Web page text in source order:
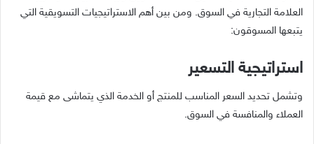
العلامة التجارية في السوق. ومن بين أهم الاستراتيجيات التسويقية التي
يتبعها المسوقون:
استراتيجية التسعير
وتشمل تحديد السعر المناسب للمنتج أو الخدمة الذي يتماشى مع قيمة
العملاء والمنافسة في السوق.